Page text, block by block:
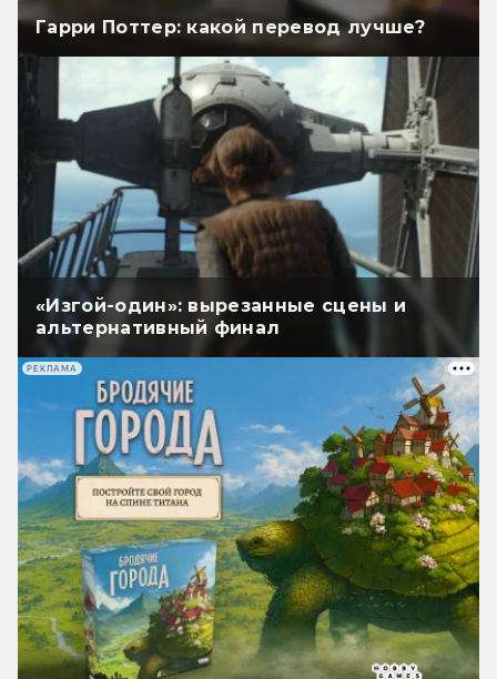
Гарри Поттер: какой перевод лучше?
«Изгой-один»: вырезанные сцены и
альтернативный финал
РЕКЛАМА